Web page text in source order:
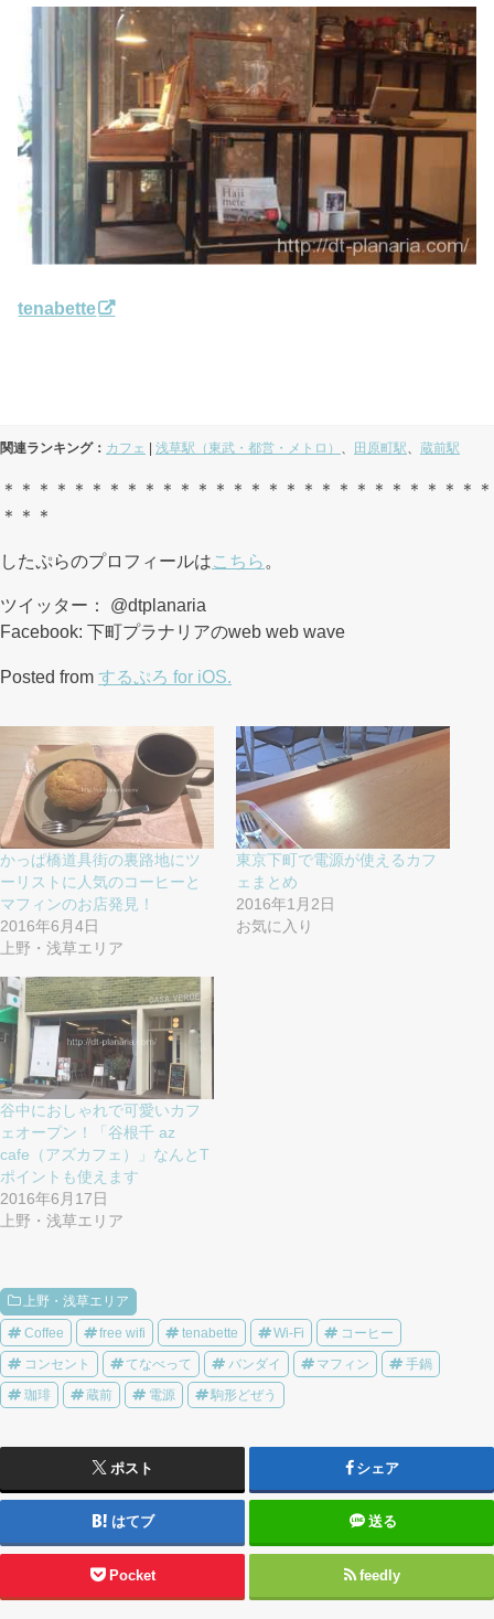
tenabette
関連ランキング： カフェ | 浅草駅（東武・都営・メトロ） 、 田原町駅、 蔵前駅
＊＊＊＊＊＊＊＊＊＊＊＊＊＊＊＊＊＊＊＊＊＊＊＊＊＊＊＊
＊＊＊
したぷらのプロフィールはこちら 。
ツイッター： @dtplanaria
Facebook: 下町プラナリアのweb web wave
Posted from するぷろ for iOS.
かっぱ橋道具街の裏路地にツ
ーリストに人気のコーヒーと
マフィンのお店発見！
2016年6月4日
上野・浅草エリア
東京下町で電源が使えるカフ
ェまとめ
2016年1月2日
お気に入り
谷中におしゃれで可愛いカフ
ェオープン！「谷根千 az
cafe（アズカフェ）」なんとT
ポイントも使えます
2016年6月17日
上野・浅草エリア
上野・浅草エリア
Coffee free wifi tenabette Wi-Fi コーヒー
コンセント てなべって バンダイ マフィン 手鍋
珈琲 蔵前 電源 駒形どぜう
ポスト シェア
はてブ 送る
Pocket feedly